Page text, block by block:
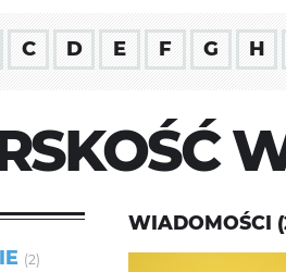
C D E F G H
(2)
WIADOMOŚCI